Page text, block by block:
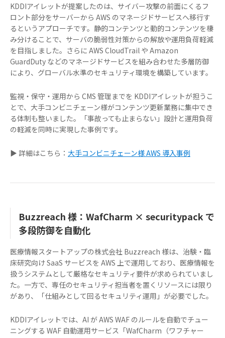
KDDIアイレットが提案したのは、サイバー攻撃の前面にくるフ
ロント部分をサーバーから AWS のマネージドサービスへ移行す
るというアプローチです。静的コンテンツと動的コンテンツを棲
み分けることで、サーバの脆弱性対策からの解放や運用負荷軽減
を目指しました。さらに AWS CloudTrail や Amazon
GuardDuty などのマネージドサービスを組み合わせた多層防御
により、グローバル水準のセキュリティ環境を構築しています。
監視・保守・運用から CMS 管理までを KDDIアイレットが担うこ
とで、大手コンビニチェーン様がコンテンツ更新業務に集中でき
る体制も整いました。「事故っても止まらない」設計と運用負荷
の軽減を同時に実現した事例です。
▶ 詳細はこちら： 大手コンビニチェーン様 AWS 導入事例
Buzzreach 様：WafCharm × securitypack で
多段防御を自動化
医療情報スタートアップの株式会社 Buzzreach 様は、治験・臨
床研究向け SaaS サービスを AWS 上で運用しており、医療情報を
扱うシステムとして厳格なセキュリティ要件が求められていまし
た。一方で、専任のセキュリティ担当者を置くリソースには限り
があり、「仕組みとして回るセキュリティ運用」が必要でした。
KDDIアイレットでは、AI が AWS WAF のルールを自動でチュー
ニングする WAF 自動運用サービス「WafCharm（ワフチャー